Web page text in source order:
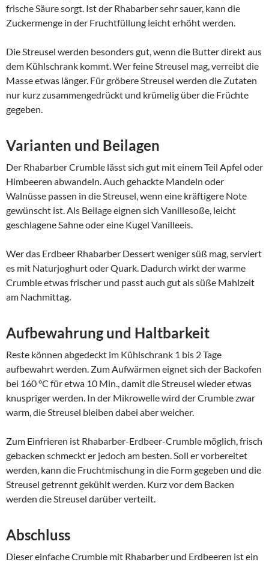
frische Säure sorgt. Ist der Rhabarber sehr sauer, kann die
Zuckermenge in der Fruchtfüllung leicht erhöht werden.
Die Streusel werden besonders gut, wenn die Butter direkt aus
dem Kühlschrank kommt. Wer feine Streusel mag, verreibt die
Masse etwas länger. Für gröbere Streusel werden die Zutaten
nur kurz zusammengedrückt und krümelig über die Früchte
gegeben.
Varianten und Beilagen
Der Rhabarber Crumble lässt sich gut mit einem Teil Apfel oder
Himbeeren abwandeln. Auch gehackte Mandeln oder
Walnüsse passen in die Streusel, wenn eine kräftigere Note
gewünscht ist. Als Beilage eignen sich Vanillesoße, leicht
geschlagene Sahne oder eine Kugel Vanilleeis.
Wer das Erdbeer Rhabarber Dessert weniger süß mag, serviert
es mit Naturjoghurt oder Quark. Dadurch wirkt der warme
Crumble etwas frischer und passt auch gut als süße Mahlzeit
am Nachmittag.
Aufbewahrung und Haltbarkeit
Reste können abgedeckt im Kühlschrank 1 bis 2 Tage
aufbewahrt werden. Zum Aufwärmen eignet sich der Backofen
bei 160 °C für etwa 10 Min., damit die Streusel wieder etwas
knuspriger werden. In der Mikrowelle wird der Crumble zwar
warm, die Streusel bleiben dabei aber weicher.
Zum Einfrieren ist Rhabarber-Erdbeer-Crumble möglich, frisch
gebacken schmeckt er jedoch am besten. Soll er vorbereitet
werden, kann die Fruchtmischung in die Form gegeben und die
Streusel getrennt gekühlt werden. Kurz vor dem Backen
werden die Streusel darüber verteilt.
Abschluss
Dieser einfache Crumble mit Rhabarber und Erdbeeren ist ein